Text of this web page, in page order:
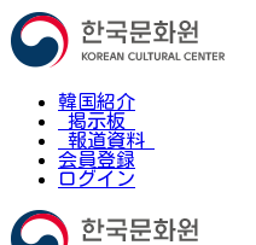
韓国紹介
掲示板
報道資料
会員登録
ログイン